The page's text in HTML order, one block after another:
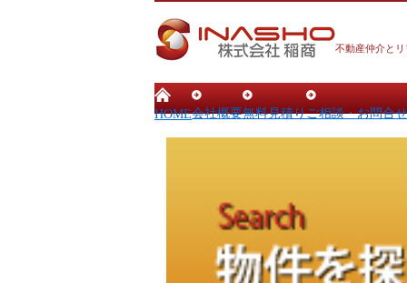
不動産仲介と
HOME会社概要無料見積りご相談・お問合せ